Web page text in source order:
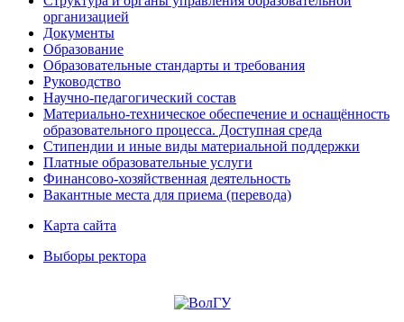
организацией
Документы
Образование
Образовательные стандарты и требования
Руководство
Научно-педагогический состав
Материально-техническое обеспечение и оснащённость
образовательного процесса. Доступная среда
Стипендии и иные виды материальной поддержки
Платные образовательные услуги
Финансово-хозяйственная деятельность
Вакантные места для приема (перевода)
Карта сайта
Выборы ректора